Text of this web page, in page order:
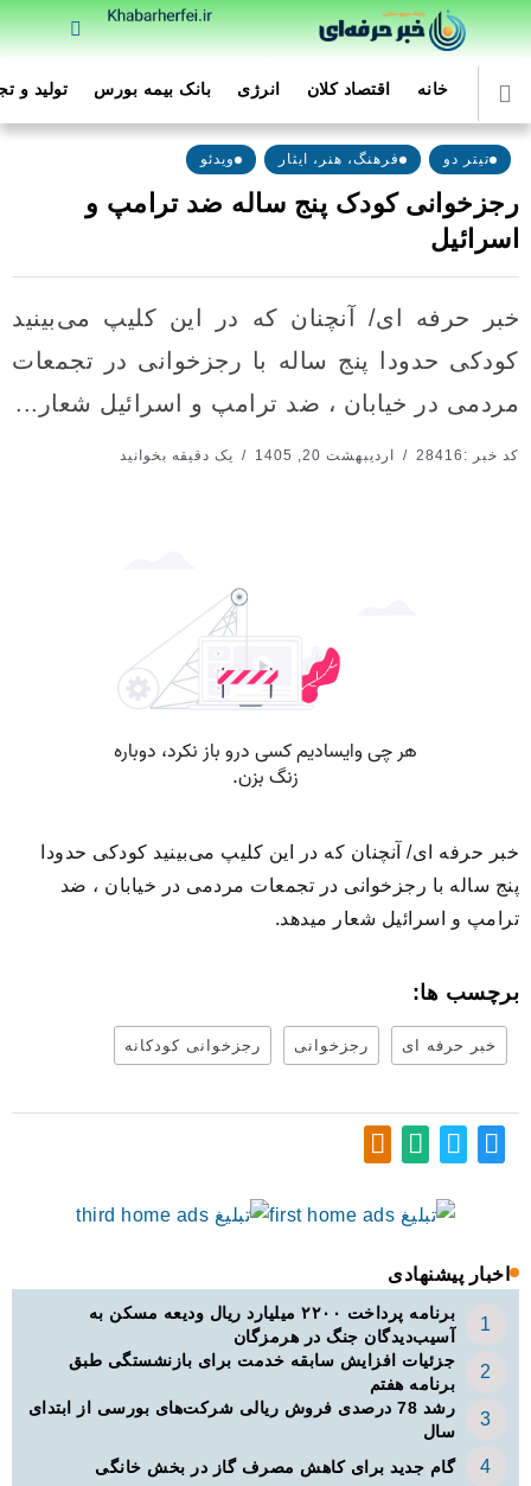
خانه اقتصاد کلان انرژی بانک بیمه بورس تولید و
تیتر دو فرهنگ، هنر، ایثار ویدئو
رجزخوانی کودک پنج ساله ضد ترامپ و
اسرائیل
خبر حرفه ای/ آنچنان که در این کلیپ می‌بینید
کودکی حدودا پنج ساله با رجزخوانی در تجمعات
مردمی در خیابان ، ضد ترامپ و اسرائیل شعار...
کد خبر :28416 اردیبهشت 20, 1405 یک دقیقه بخوانید
خبر حرفه ای/ آنچنان که در این کلیپ می‌بینید کودکی حدودا
پنج ساله با رجزخوانی در تجمعات مردمی در خیابان ، ضد
ترامپ و اسرائیل شعار میدهد.
برچسب ها:
خبر حرفه ای رجزخوانی رجزخوانی کودکانه
اخبار پیشنهادی
برنامه پرداخت ۲۲۰۰ میلیارد ریال ودیعه مسکن به
آسیب‌دیدگان جنگ در هرمزگان
جزئیات افزایش سابقه خدمت برای بازنشستگی طبق
برنامه هفتم
رشد 78 درصدی فروش ریالی شرکت‌های بورسی از ابتدای
سال
گام جدید برای کاهش مصرف گاز در بخش خانگی